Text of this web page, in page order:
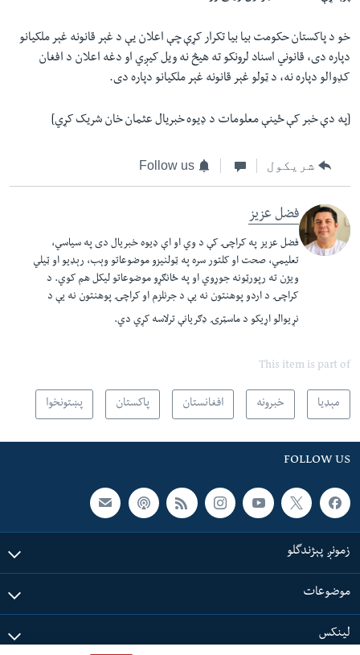
خو د پاکستان حکومت بيا بيا تکرار کړې چې اعلان یې د غېر قانونه غېر ملکيانو
دپاره دی، قانوني اسناد لرونکو ته هیڅ نه ويل کيږي او دغه اعلان د افغان
کډوالو دپاره نه، د ټولو غېر قانونه غېر ملکيانو دپاره دی.
[په دې خبر کې ځينې معلومات د ډيوه خبريال عثمان خان شريک کړي]
شریکول Follow us
فضل عزیز
فضل عزيز په کراچۍ کې د وي او اې ډيوه خبريال دی په سياسي،
تعليمي، صحت او کلتور سره په ټولنيزو موضوعاتو وېب، رېډيو او ټيلي
ويژن ته رپورټونه جوړوي او په ځانګړو موضوعاتو ليکل هم کوي. د
کراچۍ د اردو پوهنتون نه يې د جرنلزم او کراچۍ پوهنتون نه يې د
نړيوالو اړيکو د ماسټرۍ ډګريانې ترلاسه کړي دي.​
This item is part of
مېډیا خبرونه افغانستان پاکستان پښتونخوا
FOLLOW US
زمونږ پېژندگلو
موضوعات
لینکس